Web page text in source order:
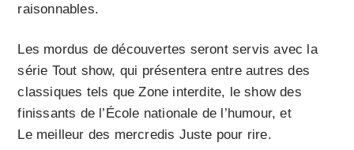
raisonnables.
Les mordus de découvertes seront servis avec la
série Tout show, qui présentera entre autres des
classiques tels que Zone interdite, le show des
finissants de l’École nationale de l’humour, et
Le meilleur des mercredis Juste pour rire.